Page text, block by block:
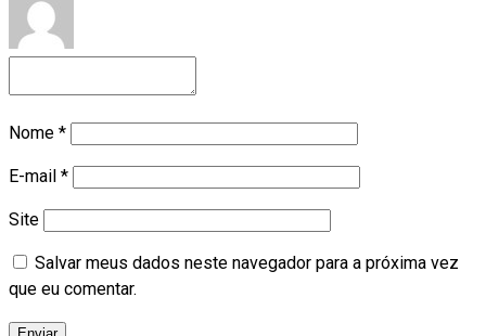
Nome *
E-mail *
Site
Salvar meus dados neste navegador para a próxima vez
que eu comentar.